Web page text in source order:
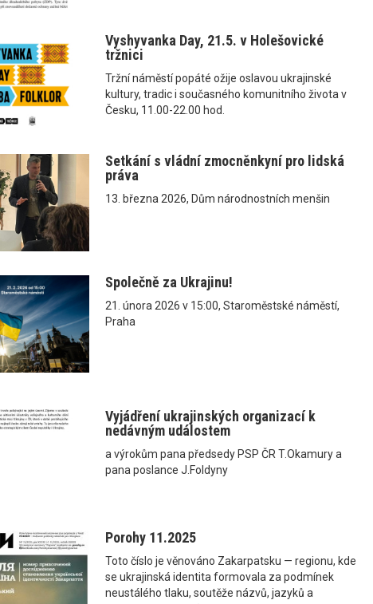
Vyshyvanka Day, 21.5. v Holešovické
tržnici
Tržní náměstí popáté ožije oslavou ukrajinské
kultury, tradic i současného komunitního života v
Česku, 11.00-22.00 hod.
Setkání s vládní zmocněnkyní pro lidská
práva
13. března 2026, Dům národnostních menšin
Společně za Ukrajinu!
21. února 2026 v 15:00, Staroměstské náměstí,
Praha
Vyjádření ukrajinských organizací k
nedávným událostem
a výrokům pana předsedy PSP ČR T.Okamury a
pana poslance J.Foldyny
Porohy 11.2025
Toto číslo je věnováno Zakarpatsku — regionu, kde
se ukrajinská identita formovala za podmínek
neustálého tlaku, soutěže názvů, jazyků a